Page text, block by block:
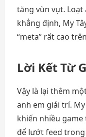
tăng vùn vụt.
khẳng định, My
“meta” rất cao
Lời Kết Từ
Vậy là lại thêm
anh em giải trí. My
khiến nhiều
để lướt feed trong